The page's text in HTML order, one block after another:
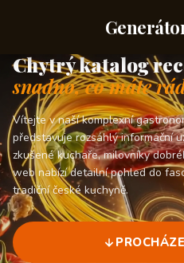
Chytrý katalog
snadno, co máte
Vítejte v naší komplexní
představuje rozsáhlý informační
zkušené kuchaře, milovníky
web nabízí detailní pohled do
tradiční české kuchyně.